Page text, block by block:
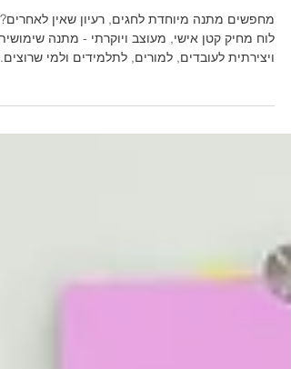
מחפשים מתנה מיוחדת לחגים, רעיון שאין לאחרים?
לוח מחיק קטן אישי, מעוצב ויוקרתי - מתנה
ויצירתית לעובדים, למורים, לתלמידים ולמי שרוצים.